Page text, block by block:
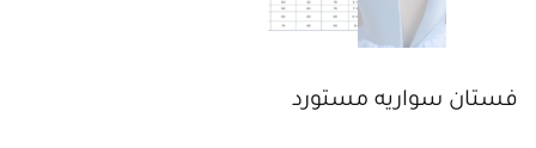
فستان سواريه مستورد